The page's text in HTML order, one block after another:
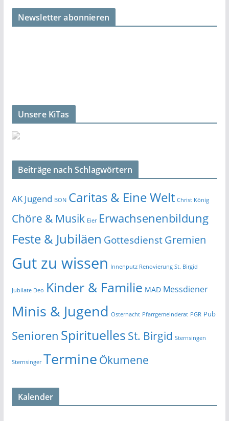
Newsletter abonnieren
Unsere KiTas
Beiträge nach Schlagwörtern
AK Jugend BON Caritas & Eine Welt Christ König
Chöre & Musik Eier Erwachsenenbildung
Feste & Jubiläen GottesdienstGremien
Gut zu wissen Innenputz Renovierung St. Birgid
Jubilate Deo Kinder & Familie MAD Messdiener
Minis & Jugend Osternacht Pfarrgemeinderat PGR Pub
Senioren Spirituelles St. Birgid Sternsingen
Sternsinger Termine Ökumene
Kalender